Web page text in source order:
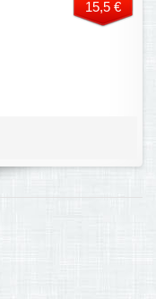
15,5 €